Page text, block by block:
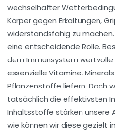
wechselhafter
Körper gegen Erkältungen,
widerstandsfähig zu
eine entscheidende Rolle.
dem Immunsystem
essenzielle Vitamine,
Pflanzenstoffe liefern. Doch
tatsächlich die effektivsten
Inhaltsstoffe stärken unsere
wie können wir diese gezielt